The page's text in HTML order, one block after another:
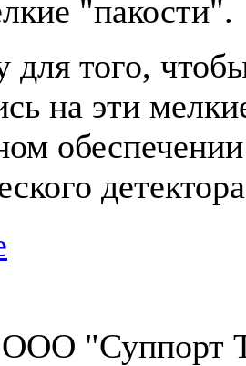
"пакости".
того,
на эти
"Суппорт